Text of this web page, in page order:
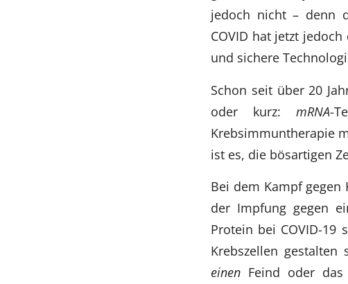
jedoch nicht – denn
COVID hat jetzt
und sichere
Schon seit über 20
oder kurz: mRNA-
Krebsimmuntherapie
ist es, die bösartigen
Bei dem Kampf
der Impfung gegen
Protein bei COVID-19
Krebszellen
einen Feind oder das